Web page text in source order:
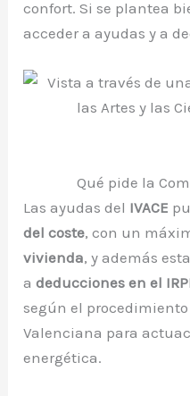
confort. Si se plantea
acceder a ayudas y a
Qué pide la
Las ayudas del IVACE
del coste, con un
vivienda, y además
adeducciones en el
según el
Valenciana para
energética.